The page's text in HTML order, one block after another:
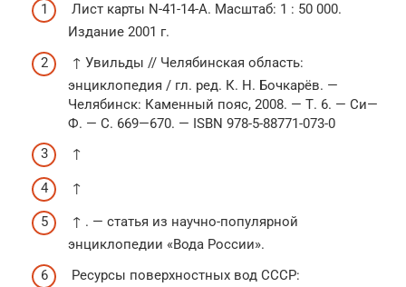
Лист карты N-41-14-А. Масштаб: 1 : 50 000.
Издание 2001 г.
↑ Увильды // Челябинская область:
энциклопедия / гл. ред. К. Н. Бочкарёв. —
Челябинск: Каменный пояс, 2008. — Т. 6. — Си—
Ф. — С. 669—670. — ISBN 978-5-88771-073-0
↑
↑
↑ . — статья из научно-популярной
энциклопедии «Вода России».
Ресурсы поверхностных вод СССР: